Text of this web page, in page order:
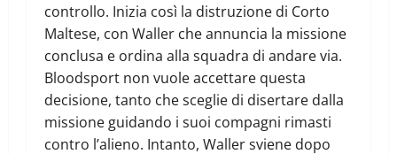
controllo. Inizia così la distruzione di Corto
Maltese, con Waller che annuncia la missione
conclusa e ordina alla squadra di andare via.
Bloodsport non vuole accettare questa
decisione, tanto che sceglie di disertare dalla
missione guidando i suoi compagni rimasti
contro l’alieno. Intanto, Waller sviene dopo